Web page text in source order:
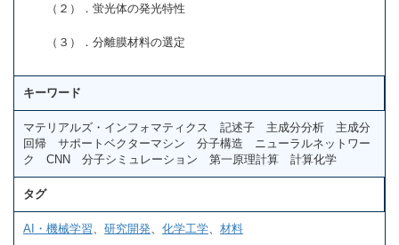
（２）．蛍光体の発光特性
（３）．分離膜材料の選定
キーワード
マテリアルズ・インフォマティクス 記述子 主成分分析 主成分
回帰 サポートベクターマシン 分子構造 ニューラルネットワー
ク CNN 分子シミュレーション 第一原理計算 計算化学
タグ
AI・機械学習、 研究開発、 化学工学、 材料